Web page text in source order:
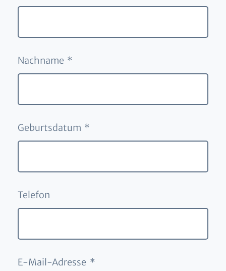
Nachname *
Geburtsdatum *
Telefon
E-Mail-Adresse *